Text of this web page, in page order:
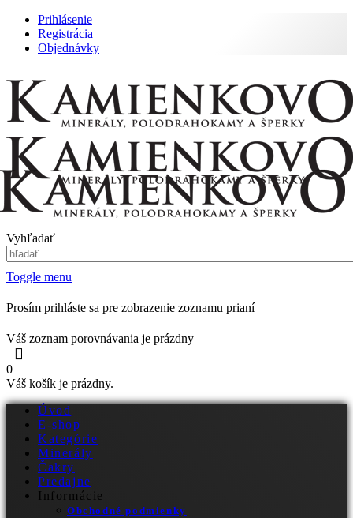
Prihlásenie
Registrácia
Objednávky
Vyhľadať
Toggle menu
Prosím prihláste sa pre zobrazenie zoznamu prianí
Váš zoznam porovnávania je prázdny
0
Váš košík je prázdny.
Úvod
E-shop
Kategórie
Minerály
Čakry
Predajne
Informácie
Obchodné podmienky